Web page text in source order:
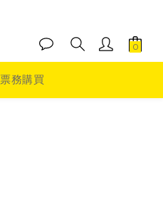
票務購買